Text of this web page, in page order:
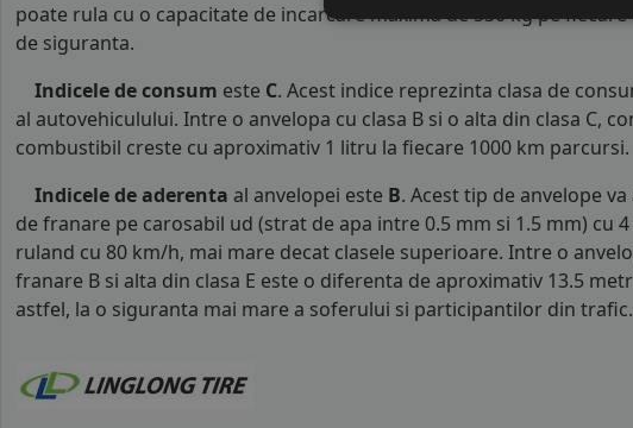
poate rula cu o capacitate de incarcare maxima de 530 kg pe
de siguranta.
Indicele de consum este C. Acest indice reprezinta clasa de
al autovehiculului. Intre o anvelopa cu clasa B si o alta din clasa C,
combustibil creste cu aproximativ 1 litru la fiecare 1000 km parcursi.
Indicele de aderenta al anvelopei este B. Acest tip de anvelope
de franare pe carosabil ud (strat de apa intre 0.5 mm si 1.5 mm) cu 4
ruland cu 80 km/h, mai mare decat clasele superioare. Intre o
franare B si alta din clasa E este o diferenta de aproximativ 13.5
astfel, la o siguranta mai mare a soferului si participantilor din trafic.